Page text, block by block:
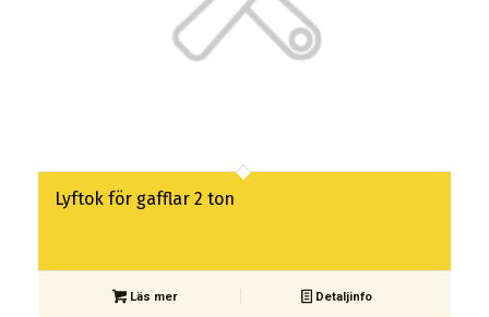
Lyftok för gafflar 2 ton
Läs mer Detaljinfo